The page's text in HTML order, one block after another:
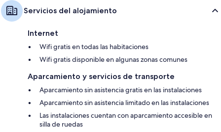
Servicios del alojamiento
Internet
Wifi gratis en todas las habitaciones
Wifi gratis disponible en algunas zonas comunes
Aparcamiento y servicios de transporte
Aparcamiento sin asistencia gratis en las instalaciones
Aparcamiento sin asistencia limitado en las instalaciones
Las instalaciones cuentan con aparcamiento accesible en
silla de ruedas